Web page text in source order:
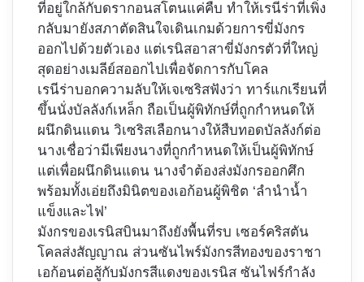
ที่อยู่ใกล้กับดรากอนสโตนแค่คืบ ทำให้เรนีร่าที่เพิ่ง
กลับมายังสภาตัดสินใจเดินเกมด้วยการขี่มังกร
ออกไปด้วยตัวเอง แต่เรนิสอาสาขี่มังกรตัวที่ใหญ่
สุดอย่างเมลีย์สออกไปเพื่อจัดการกับโคล
เรนีร่าบอกความลับให้เจเซริสฟังว่า ทาร์แกเรียนที่
ขึ้นนั่งบัลลังก์เหล็ก ถือเป็นผู้พิทักษ์ที่ถูกกำหนดให้
ผนึกดินแดน วิเซริสเลือกนางให้สืบทอดบัลลังก์ต่อ
นางเชื่อว่ามีเพียงนางที่ถูกกำหนดให้เป็นผู้พิทักษ์
แต่เพื่อผนึกดินแดน นางจำต้องส่งมังกรออกศึก
พร้อมทั้งเอ่ยถึงมินิตของเอก้อนผู้พิชิต ‘ลำนำน้ำ
แข็งและไฟ’
มังกรของเรนิสบินมาถึงยังพื้นที่รบ เซอร์คริสตัน
โคลส่งสัญญาณ ส่วนซันไพร์มังกรสีทองของราชา
เอก้อนต่อสู้กับมังกรสีแดงของเรนิส ซันไฟร์กำลัง